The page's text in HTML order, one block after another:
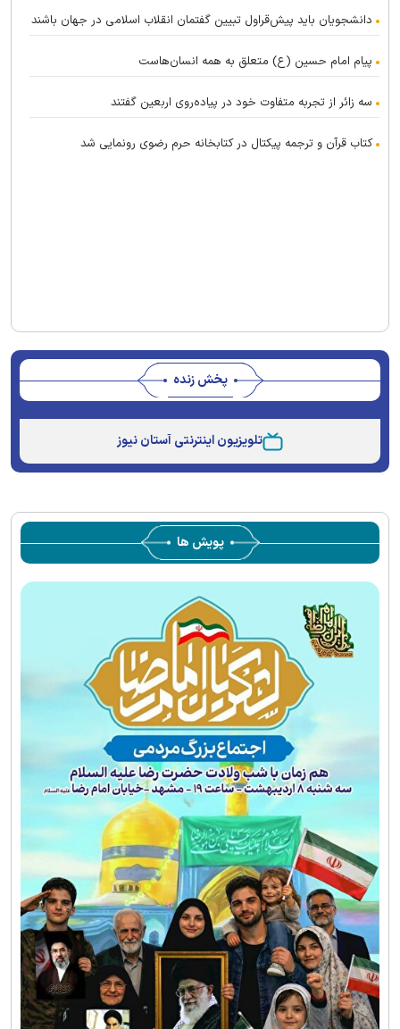
دانشجویان باید پیش‌قراول تبیین گفتمان انقلاب اسلامی در جهان باشند
پیام امام حسین (ع) متعلق به همه انسان‌هاست
سه زائر از تجربه متفاوت خود در پیاده‌روی اربعین گفتند
کتاب قرآن و ترجمه پیکتال در کتابخانه حرم رضوی رونمایی شد
پخش زنده
تلویزیون اینترنتی آستان نیوز
پویش ها